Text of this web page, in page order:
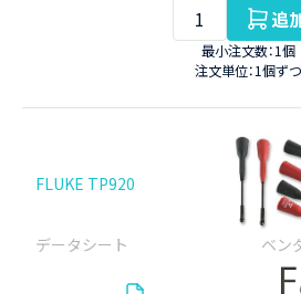
追
最小注文数：1個
注文単位：1個ずつ
FLUKE TP920